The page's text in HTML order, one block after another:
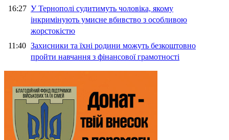
16:27 У Тернополі судитимуть чоловіка, якому
інкримінують умисне вбивство з особливою
жорстокістю
11:40 Захисники та їхні родини можуть безкоштовно
пройти навчання з фінансової грамотності